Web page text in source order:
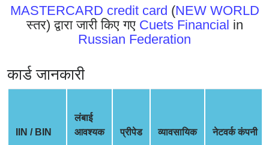
संख्या
Generator
BIN
MASTERCARD credit card (NEW WORLD
स्तर) द्वारा जारी किए गए Cuets Financial in
Russian Federation
कार्ड जानकारी
IIN / BIN
लंबाई
आवश्यक
प्रीपेड व्यावसायिक नेटवर्क कंपनी